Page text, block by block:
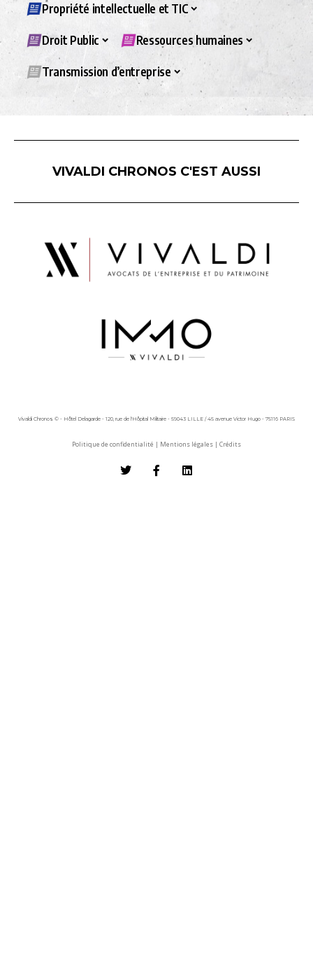
Propriété intellectuelle et TIC
Droit Public Ressources humaines
Transmission d’entreprise
VIVALDI CHRONOS C'EST AUSSI
Vivaldi Chronos © - Hôtel Delagarde - 120, rue de l'Hôpital Militaire - 59043 LILLE / 45 avenue Victor Hugo - 75116 PARIS
Politique de confidentialité | Mentions légales | Crédits